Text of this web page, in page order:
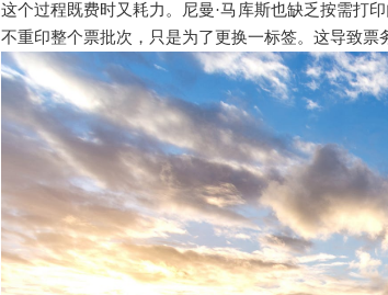
这个过程既费时又耗力。尼曼·马库斯也缺乏按需打
不重印整个票批次，只是为了更换一标签。这导致票